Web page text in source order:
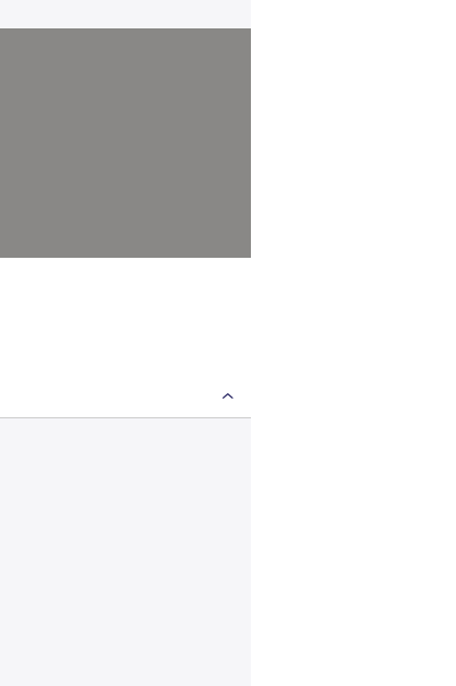
повече снимки и да получите